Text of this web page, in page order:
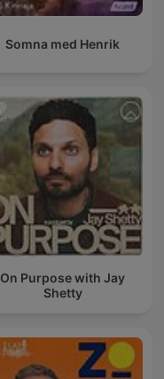
Somna med Henrik
On Purpose with Jay
Shetty